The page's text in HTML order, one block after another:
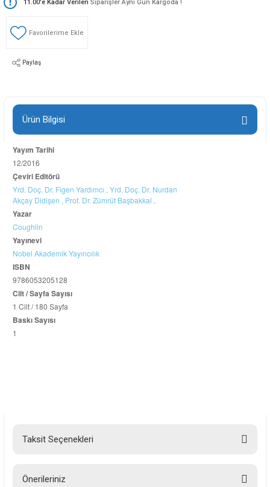
11.00'e Kadar Verilen Siparişler Aynı Gün Kargoda !
Paylaş
Ürün Bilgisi
Yayım Tarihi
12/2016
Çeviri Editörü
Yrd. Doç. Dr. Figen Yardımcı , Yrd. Doç. Dr. Nurdan
Akçay Didişen , Prof. Dr. Zümrüt Başbakkal ,
Yazar
Coughlin
Yayınevi
Nobel Akademik Yayıncılık
ISBN
9786053205128
Cilt / Sayfa Sayısı
1 Cilt / 180 Sayfa
Baskı Sayısı
1
Taksit Seçenekleri
Önerileriniz